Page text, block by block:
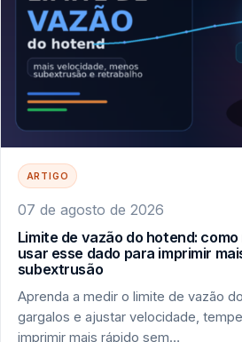
ARTIGO
07 de agosto de 2026
Limite de vazão do hotend:
usar esse dado para imprimir
subextrusão
Aprenda a medir o limite de vazão
gargalos e ajustar velocidade,
imprimir mais rápido sem…